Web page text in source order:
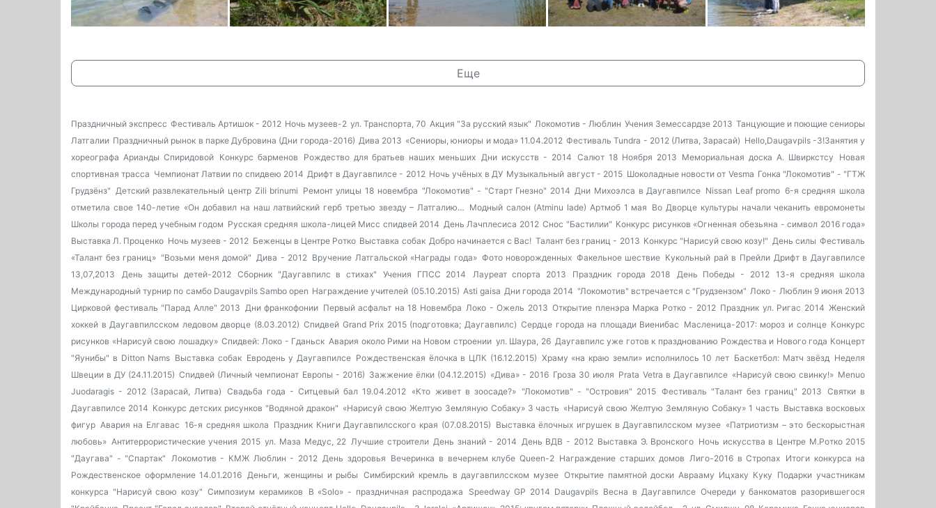
Еще
Праздничный экспресс Фестиваль Артишок - 2012 Ночь музеев-2 ул. Транспорта, 70 Акция "За русский язык" Локомотив - Люблин Учения Земессардзе 2013 Танцующие и поющие сениоры
Латгалии Праздничный рынок в парке Дубровина (Дни города-2016) Дива 2013 «Сениоры, юниоры и мода» 11.04.2012 Фестиваль Tundra - 2012 (Литва, Зарасай) Hello,Daugavpils -3!Занятия у
хореографа Арианды Спиридовой
Конкурс барменов Рождество для братьев наших меньших Дни искусств - 2014 Салют 18 Ноября 2013 Мемориальная доска А. Швиркстсу
Новая
спортивная трасса Чемпионат Латвии по спидвею 2014 Дрифт в Даугавпилсе - 2012 Ночь учёных в ДУ Музыкальный август - 2015 Шоколадные новости от Vesma Гонка "Локомотив" - "ГТЖ
Грудзёнз" Детский развлекательный центр Zili brinumi Ремонт улицы 18 новембра "Локомотив" - "Старт Гнезно" 2014 Дни Михоэлса в Даугавпилсе Nissan Leaf promo 6-я средняя школа
отметила свое 140-летие «Он добавил на наш латвийский герб третью звезду – Латгалию… Модный салон (Atminu lade) Артмоб 1 мая Во Дворце культуры начали чеканить евромонеты
Школы города перед учебным годом Русская средняя школа-лицей Мисс спидвей 2014 День Лачплесиса 2012 Снос "Бастилии" Конкурс рисунков «Огненная обезьяна - символ 2016 года»
Выставка Л. Проценко Ночь музеев - 2012 Беженцы в Центре Ротко Выставка собак Добро начинается с Вас! Талант без границ - 2013 Конкурс "Нарисуй свою козу!" День силы Фестиваль
«Талант без границ» "Возьми меня домой" Дива - 2012 Вручение Латгальской «Награды года» Фото новорожденных Факельное шествие Кукольный рай в Прейли Дрифт в Даугавпилсе
13,07,2013
День защиты детей-2012 Сборник "Даугавпилс в стихах" Учения ГПСС 2014 Лауреат спорта 2013 Праздник города 2018 День Победы - 2012
13-я средняя школа
Международный турнир по самбо Daugavpils Sambo open Награждение учителей (05.10.2015) Asti gaisa Дни города 2014 "Локомотив" встречается с "Грудзензом" Локо - Люблин 9 июня 2013
Цирковой фестиваль "Парад Алле" 2013 Дни франкофонии Первый асфальт на 18 Новембра Локо - Ожель 2013 Открытие пленэра Марка Ротко - 2012 Праздник ул. Ригас 2014 Женский
хоккей в Даугавпилсском ледовом дворце (8.03.2012) Спидвей Grand Prix 2015 (подготовка; Даугавпилс) Сердце города на площади Виенибас Масленица-2017: мороз и солнце Конкурс
рисунков «Нарисуй свою лошадку» Спидвей: Локо - Гданьск Авария около Рими на Новом строении ул. Шаура, 26 Даугавпилс уже готов к празднованию Рождества и Нового года Концерт
"Яунибы" в Ditton Nams Выставка собак Евродень у Даугавпилсе Рождественская ёлочка в ЦЛК (16.12.2015) Храму «на краю земли» исполнилось 10 лет Баскетбол: Матч звёзд Неделя
Швеции в ДУ (24.11.2015) Спидвей (Личный чемпионат Европы - 2016) Зажжение ёлки (04.12.2015) «Дива» - 2016 Гроза 30 июля Prata Vetra в Даугавпилсе «Нарисуй свою свинку!» Menuo
Juodaragis - 2012 (Зарасай, Литва)
Свадьба года - Ситцевый бал 19.04.2012 «Кто живет в зоосаде?» "Локомотив" - "Островия" 2015 Фестиваль "Талант без границ" 2013
Святки в
Даугавпилсе 2014 Конкурс детских рисунков "Водяной дракон" «Нарисуй свою Желтую Земляную Собаку» 3 часть «Нарисуй свою Желтую Земляную Собаку» 1 часть Выставка восковых
фигур Авария на Елгавас 16-я средняя школа Праздник Книги Даугавпилсского края (07.08.2015) Выставка ёлочных игрушек в Даугавпилсском музее «Патриотизм – это бескорыстная
любовь» Антитеррористические учения 2015 ул. Маза Медус, 22 Лучшие строители День знаний - 2014 День ВДВ - 2012 Выставка Э. Вронского Ночь искусства в Центре М.Ротко 2015
"Даугава" - "Спартак" Локомотив - КМЖ Люблин - 2012 День здоровья Вечеринка в вечернем клубе Queen-2 Награждение старших домов Лиго-2016 в Стропах Итоги конкурса на
Рождественское оформление 14.01.2016 Деньги, женщины и рыбы Симбирский кремль в даугавпилсском музее Открытие памятной доски Аврааму Ицхаку Куку Подарки участникам
конкурса "Нарисуй свою козу" Симпозиум керамиков В «Solo» - праздничная распродажа Speedway GP 2014 Daugavpils Весна в Даугавпилсе Очереди у банкоматов разорившегося